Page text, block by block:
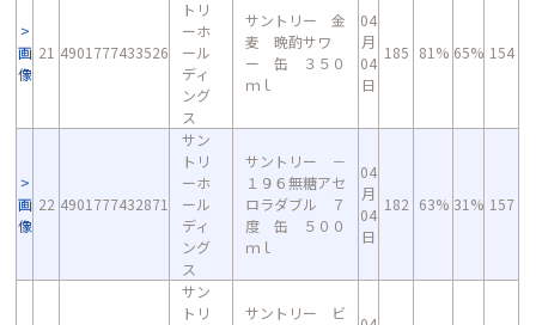
画
像
21 4901777433526
トリ
ーホ
ール
ディ
ング
ス
サントリー 金
麦 晩酌サワ
ー 缶 ３５０
ｍｌ
04
月
04
日
185 81% 65% 154
画
像
22 4901777432871
サン
トリ
ーホ
ール
ディ
ング
ス
サントリー －
１９６無糖アセ
ロラダブル ７
度 缶 ５００
ｍｌ
04
月
04
日
182 63% 31% 157
サン
トリ
サントリー ビ